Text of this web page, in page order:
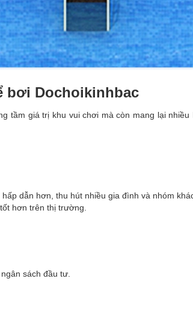
bơi Dochoikinhbac
tầm giá trị khu vui chơi mà còn mang lại
dẫn hơn, thu hút nhiều gia đình và nhóm
hơn trên thị trường.
sách đầu tư.